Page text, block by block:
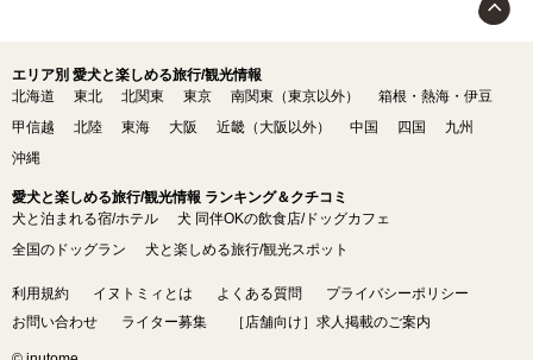
エリア別 愛犬と楽しめる旅行/観光情報
北海道
東北 北関東 東京 南関東（東京以外）
箱根・熱海・伊豆
甲信越
北陸 東海 大阪 近畿（大阪以外） 中国 四国
九州
沖縄
愛犬と楽しめる旅行/観光情報 ランキング＆クチコミ
犬と泊まれる宿/ホテル
犬 同伴OKの飲食店/ドッグカフェ
全国のドッグラン
犬と楽しめる旅行/観光スポット
利用規約 イヌトミィとは よくある質問
プライバシーポリシー
お問い合わせ
ライター募集 ［店舗向け］求人掲載のご案内